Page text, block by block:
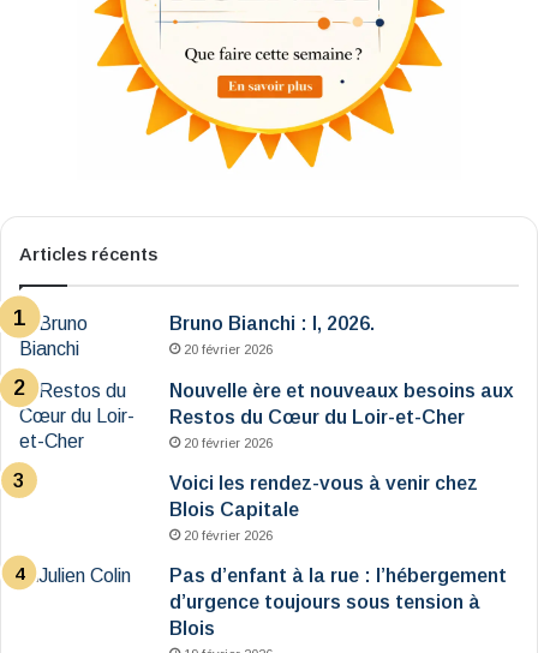
Articles récents
Bruno Bianchi : I, 2026.
20 février 2026
Nouvelle ère et nouveaux besoins aux
Restos du Cœur du Loir-et-Cher
20 février 2026
Voici les rendez-vous à venir chez
Blois Capitale
20 février 2026
Pas d’enfant à la rue : l’hébergement
d’urgence toujours sous tension à
Blois